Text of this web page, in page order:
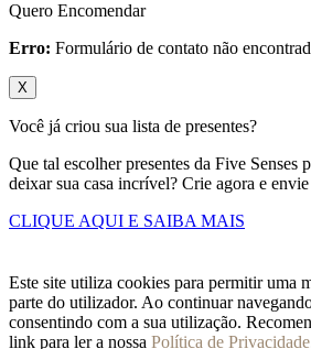
Quero Encomendar
Erro: Formulário de contato não
X
Você já criou sua lista de presentes?
Que tal escolher presentes da Five Senses
deixar sua casa incrível? Crie agora e
CLIQUE AQUI E SAIBA MAIS
Este site utiliza cookies para permitir uma
parte do utilizador. Ao continuar
consentindo com a sua utilização.
link para ler a nossa Política de Privacidade